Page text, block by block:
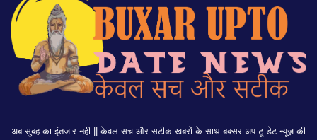
अब सुबह का इंतजार नही || केवल सच और सटीक खबरों के साथ बक्सर अप टू डेट न्यूज़ की